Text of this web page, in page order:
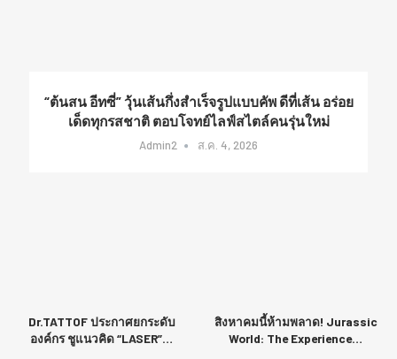
“ต้นสน อีทซี่” วุ้นเส้นกึ่งสำเร็จรูปแบบคัพ ดีที่เส้น อร่อย
เด็ดทุกรสชาติ ตอบโจทย์ไลฟ์สไตล์คนรุ่นใหม่
Admin2 ส.ค. 4, 2026
Dr.TATTOF ประกาศยกระดับ
องค์กร ชูแนวคิด “LASER”…
สิงหาคมนี้ห้ามพลาด! Jurassic
World: The Experience…